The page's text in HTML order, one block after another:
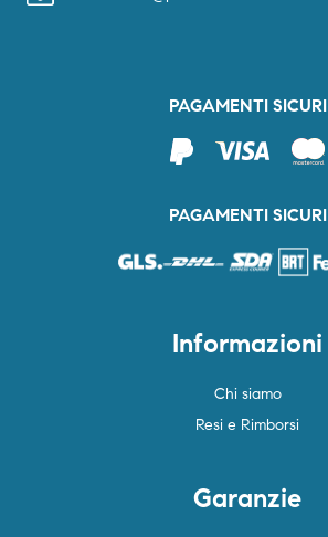
PAGAMENTI SICURI
PAGAMENTI SICURI
Informazioni
Chi siamo
Resi e Rimborsi
Garanzie